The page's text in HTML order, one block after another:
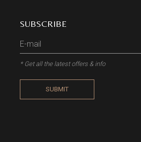
SUBSCRIBE
* Get all the latest offers & info
SUBMIT